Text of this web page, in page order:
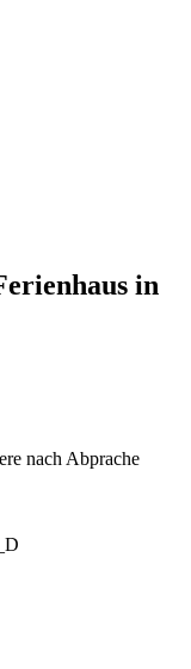
in
nach Abprache